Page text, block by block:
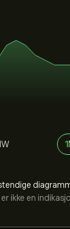
ikke en